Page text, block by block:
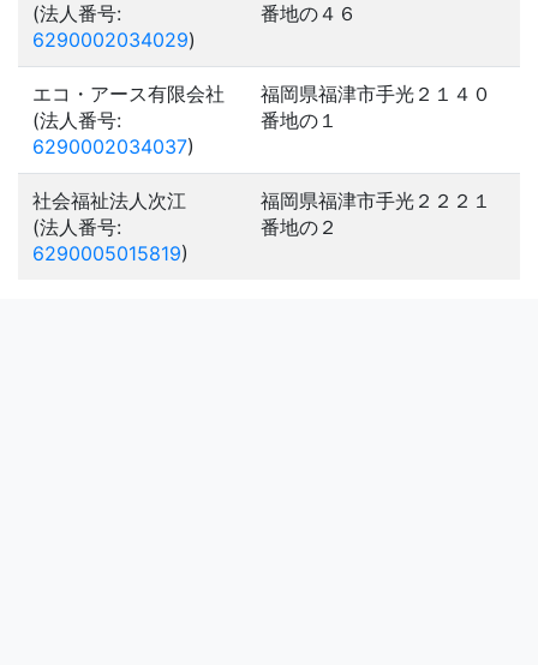
(法人番号:
6290002034029)
番地の４６
エコ・アース有限会社
(法人番号:
6290002034037)
福岡県福津市手光２１４０
番地の１
社会福祉法人次江
(法人番号:
6290005015819)
福岡県福津市手光２２２１
番地の２